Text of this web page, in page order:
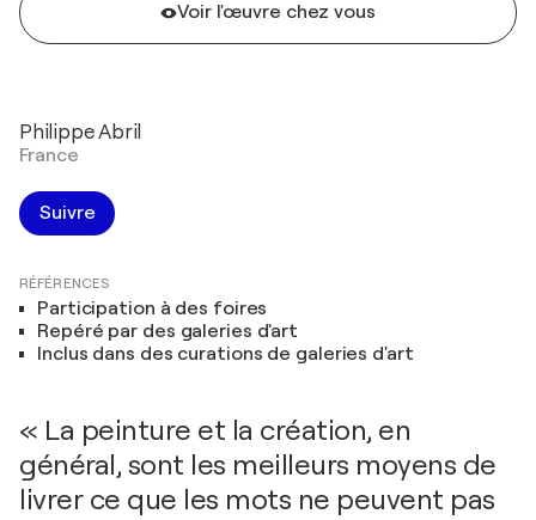
Voir l'œuvre chez vous
Philippe Abril
France
Suivre
RÉFÉRENCES
Participation à des foires
Repéré par des galeries d'art
Inclus dans des curations de galeries d'art
« La peinture et la création, en
général, sont les meilleurs moyens de
livrer ce que les mots ne peuvent pas